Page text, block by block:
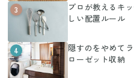
3
プロが教えるキ
しい配置ルール
4
隠すのをやめて
ローゼット収納